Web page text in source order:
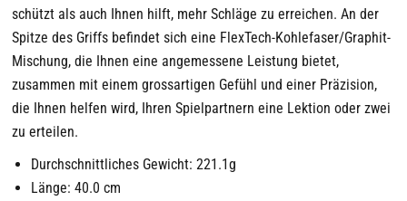
schützt als auch Ihnen hilft, mehr Schläge zu erreichen. An der
Spitze des Griffs befindet sich eine FlexTech-Kohlefaser/Graphit-
Mischung, die Ihnen eine angemessene Leistung bietet,
zusammen mit einem grossartigen Gefühl und einer Präzision,
die Ihnen helfen wird, Ihren Spielpartnern eine Lektion oder zwei
zu erteilen.
Durchschnittliches Gewicht: 221.1g
Länge: 40.0 cm